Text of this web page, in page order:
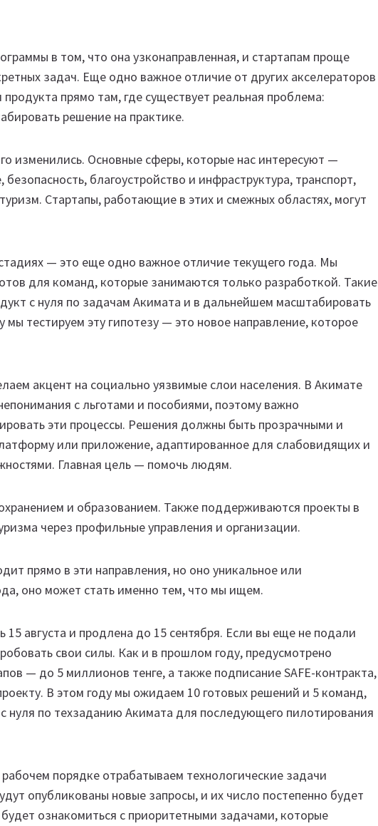
в том, что она узконаправленная, и стартапам проще
задач. Еще одно важное отличие от других акселераторов
прямо там, где существует реальная проблема:
решение на практике.
изменились. Основные сферы, которые нас интересуют —
благоустройство и инфраструктура, транспорт,
Стартапы, работающие в этих и смежных областях, могут
— это еще одно важное отличие текущего года. Мы
для команд, которые занимаются только разработкой. Такие
с нуля по задачам Акимата и в дальнейшем масштабировать
мы тестируем эту гипотезу — это новое направление, которое
акцент на социально уязвимые слои населения. В Акимате
с льготами и пособиями, поэтому важно
эти процессы. Решения должны быть прозрачными и
или приложение, адаптированное для слабовидящих и
Главная цель — помочь людям.
и образованием. Также поддерживаются проекты в
через профильные управления и организации.
прямо в эти направления, но оно уникальное или
оно может стать именно тем, что мы ищем.
15 августа и продлена до 15 сентября. Если вы еще не подали
свои силы. Как и в прошлом году, предусмотрено
— до 5 миллионов тенге, а также подписание SAFE-контракта,
В этом году мы ожидаем 10 готовых решений и 5 команд,
нуля по техзаданию Акимата для последующего пилотирования
порядке отрабатываем технологические задачи
опубликованы новые запросы, и их число постепенно будет
ознакомиться с приоритетными задачами, которые